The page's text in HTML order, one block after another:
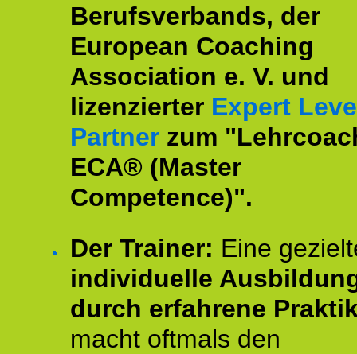
Berufsverbands, der
European Coaching
Association e. V. und
lizenzierter Expert
Partner zum
ECA® (Master
Competence)".
Der Trainer: Eine
individuelle
durch erfahrene
macht oftmals den